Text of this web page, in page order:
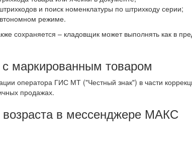
и поиск номенклатуры по штрихкоду серии;
режиме.
сохраняется – кладовщик может выполнять как в
маркированным товаром
оператора ГИС МТ ("Честный знак") в части
продажах.
в мессенджере МАКС